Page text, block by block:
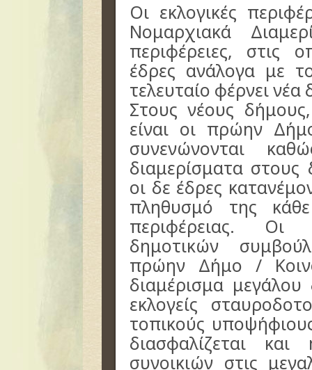
Οι εκλογικές
Νομαρχιακά
περιφέρειες, στις
έδρες ανάλογα με
τελευταίο φέρνει νέα
Στους νέους δήμους,
είναι οι πρώην
συνενώνονται
διαμερίσματα
οι δε έδρες
πληθυσμό της κάθε
περιφέρειας. Οι
δημοτικών
πρώην Δήμο /
διαμέρισμα
εκλογείς
τοπικούς
διασφαλίζεται
συνοικιών στις